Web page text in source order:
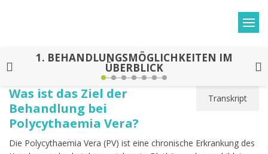
1. BEHANDLUNGSMÖGLICHKEITEN IM
ÜBERBLICK
Transkript
Was ist das Ziel der
Behandlung bei
Polycythaemia Vera?
Die Polycythaemia Vera (PV) ist eine chronische Erkrankung des